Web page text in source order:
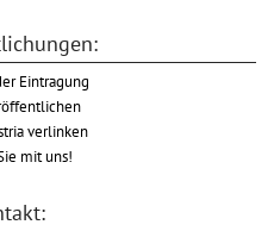
Eintragung
verlinken
mit uns!